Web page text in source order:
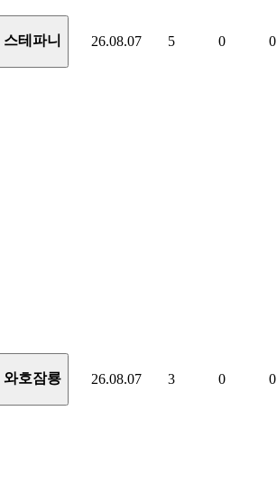
스테파니 26.08.07 5 0 0
와호잠룡 26.08.07 3 0 0